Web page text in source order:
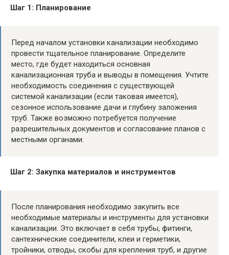
Шаг 1: Планирование
Перед началом установки канализации необходимо
провести тщательное планирование. Определите
место, где будет находиться основная
канализационная труба и выводы в помещения. Учтите
необходимость соединения с существующей
системой канализации (если таковая имеется),
сезонное использование дачи и глубину заложения
труб. Также возможно потребуется получение
разрешительных документов и согласование планов с
местными органами.
Шаг 2: Закупка материалов и инструментов
После планирования необходимо закупить все
необходимые материалы и инструменты для установки
канализации. Это включает в себя трубы, фитинги,
сантехнические соединители, клеи и герметики,
тройники, отводы, скобы для крепления труб, и другие